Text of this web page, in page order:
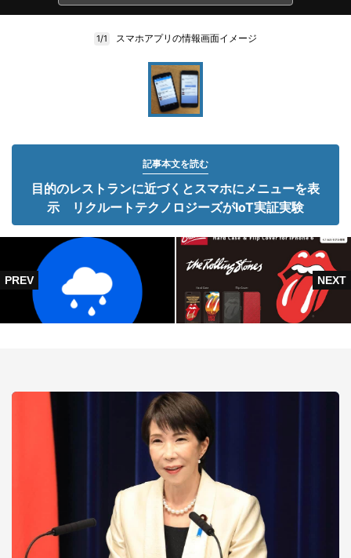
1/1 スマホアプリの情報画面イメージ
記事本文を読む
目的のレストランに近づくとスマホにメニューを表
示 リクルートテクノロジーズがIoT実証実験